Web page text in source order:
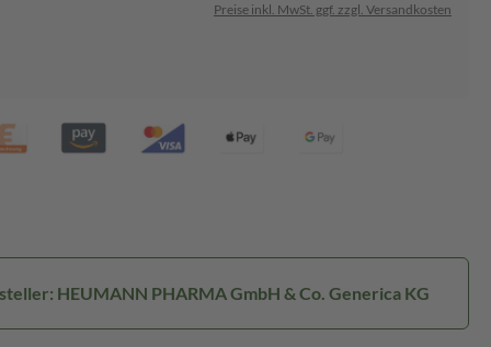
Preise inkl. MwSt. ggf. zzgl. Versandkosten
HEUMANN PHARMA GmbH & Co. Generica KG